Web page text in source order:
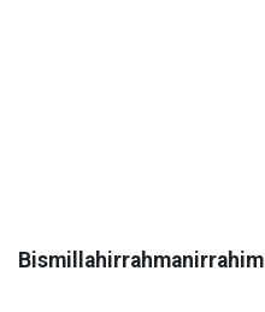
Bismillahirrahmanirrahim